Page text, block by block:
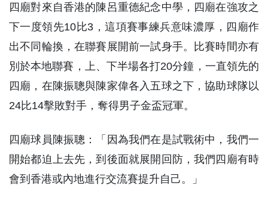
四廟對來自香港的陳呂重德紀念中學，四廟在強攻之
下一度領先10比3，這項賽事練兵意味濃厚，四廟作
出不同輪換，在聯賽展開前一試身手。比賽時間亦有
別於本地聯賽，上、下半場各打20分鐘，一直領先的
四廟，在陳振聰與陳家偉各入五球之下，協助球隊以
24比14擊敗對手，奪得男子金盃冠軍。
四廟球員陳振聰：「因為我們在是試戰術中，我們一
開始都迫上去先，到後面就展開回防，我們四廟有時
會到香港或內地進行交流賽提升自己。」